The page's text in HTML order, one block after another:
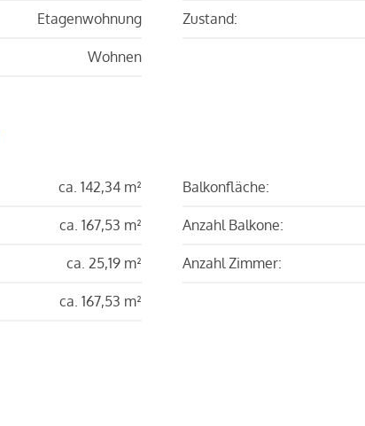
Etagenwohnung
Wohnen
Zustand:
ca. 142,34 m²
ca. 167,53 m²
ca. 25,19 m²
ca. 167,53 m²
Balkonfläche:
Anzahl Balkone:
Anzahl Zimmer: